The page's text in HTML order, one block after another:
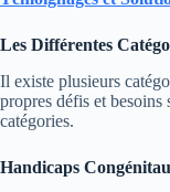
Les Différentes
Il existe plusieurs
propres défis et
catégories.
Handicaps